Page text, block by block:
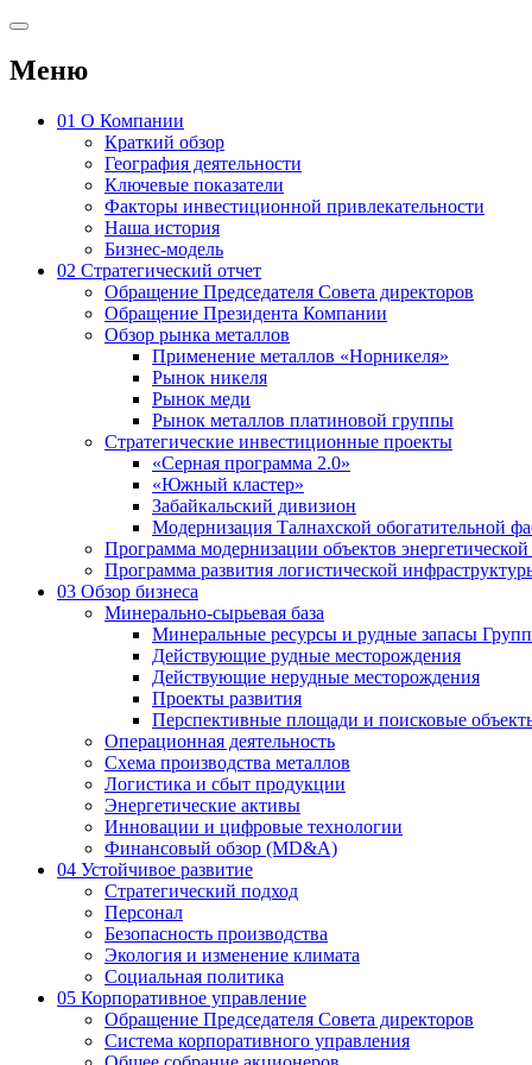
Меню
01 О Компании
Краткий обзор
География деятельности
Ключевые показатели
Факторы инвестиционной привлекательности
Наша история
Бизнес-модель
02 Стратегический отчет
Обращение Председателя Совета директоров
Обращение Президента Компании
Обзор рынка металлов
Применение металлов «Норникеля»
Рынок никеля
Рынок меди
Рынок металлов платиновой группы
Стратегические инвестиционные проекты
«Серная программа 2.0»
«Южный кластер»
Забайкальский дивизион
Модернизация Талнахской обогатительной
Программа модернизации объектов
Программа развития логистической
03 Обзор бизнеса
Минерально-сырьевая база
Минеральные ресурсы и рудные запасы
Действующие рудные месторождения
Действующие нерудные месторождения
Проекты развития
Перспективные площади и поисковые
Операционная деятельность
Схема производства металлов
Логистика и сбыт продукции
Энергетические активы
Инновации и цифровые технологии
Финансовый обзор (MD&A)
04 Устойчивое развитие
Стратегический подход
Персонал
Безопасность производства
Экология и изменение климата
Социальная политика
05 Корпоративное управление
Обращение Председателя Совета директоров
Система корпоративного управления